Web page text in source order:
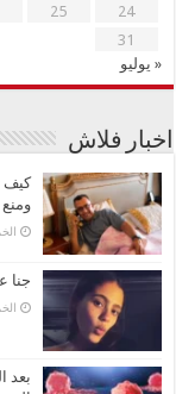
24
25
31
« يوليو
اخبار فلاش
كيف
ومنع
جنا
بعد